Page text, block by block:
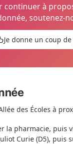
continuer à
soutenez-
Je donne un coup
des Écoles à
la pharmacie, puis
Curie (D5),